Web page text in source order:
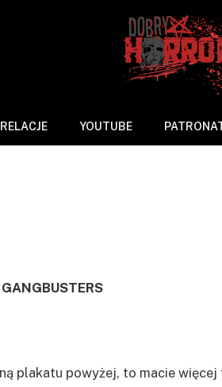
RELACJE YOUTUBE
plakatu powyżej, to macie